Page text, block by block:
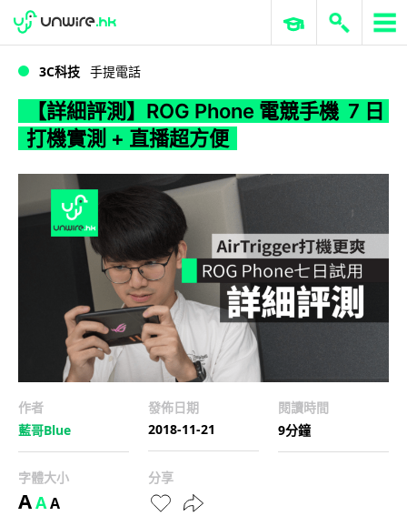
WWDC 2026 ERP 與商業 AI
3C科技 手提電話
【詳細評測】ROG Phone 電競手機 7 日
打機實測 + 直播超方便
作者
藍哥Blue
發佈日期
2018-11-21
閱讀時間
9分鐘
字體大小
AAA
分享